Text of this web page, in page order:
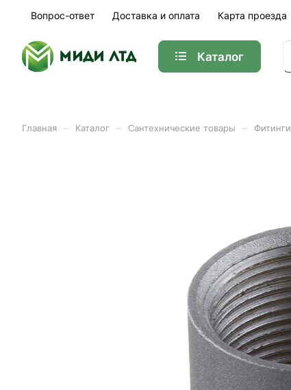
Вопрос-ответ Доставка и оплата Карта проезда
Каталог
Главная Каталог Сантехнические товары Фитинги